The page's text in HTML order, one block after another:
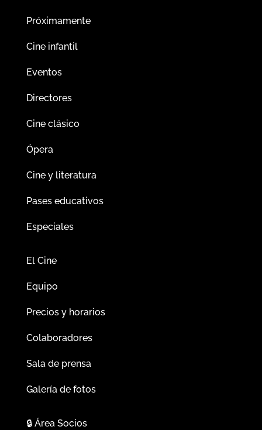
Próximamente
Cine infantil
Eventos
Directores
Cine clásico
Ópera
Cine y literatura
Pases educativos
Especiales
El Cine
Equipo
Precios y horarios
Colaboradores
Sala de prensa
Galería de fotos
🔒Área Socios